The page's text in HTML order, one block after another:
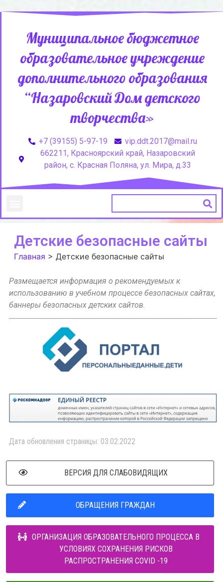
Муниципальное бюджетное
образовательное учреждение
дополнительного образования
“Назаровский Дом детского
творчества»
+7 (39155) 5-97-19
vip.ddt.2017@mail.ru
662211, Красноярский край, Назаровский
район, с. Красная Поляна, ул. Мира, д.33
Детские безопасные сайты
Главная > Детские безопасные сайты
Размещается информация о рекомендуемых к
использованию в учебном процессе безопасных сайтах,
баннеры безопасных детских сайтов.
Дата обновления страницы: 03.02.2022
ВЕРСИЯ ДЛЯ СЛАБОВИДЯЩИХ
ОБРАЩЕНИЯ ГРАЖДАН
ОРГАНИЗАЦИЯ ОБРАЗОВАТЕЛЬНОГО ПРОЦЕССА В
УСЛОВИЯХ СОХРАНЕНИЯ РИСКОВ
РАСПРОСТРАНЕНИЯ COVID -19